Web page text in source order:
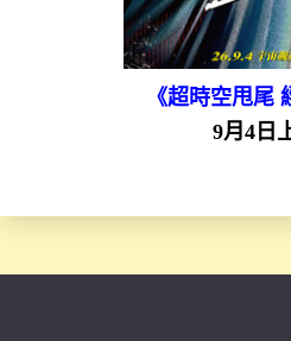
《超時空甩尾
9月4日